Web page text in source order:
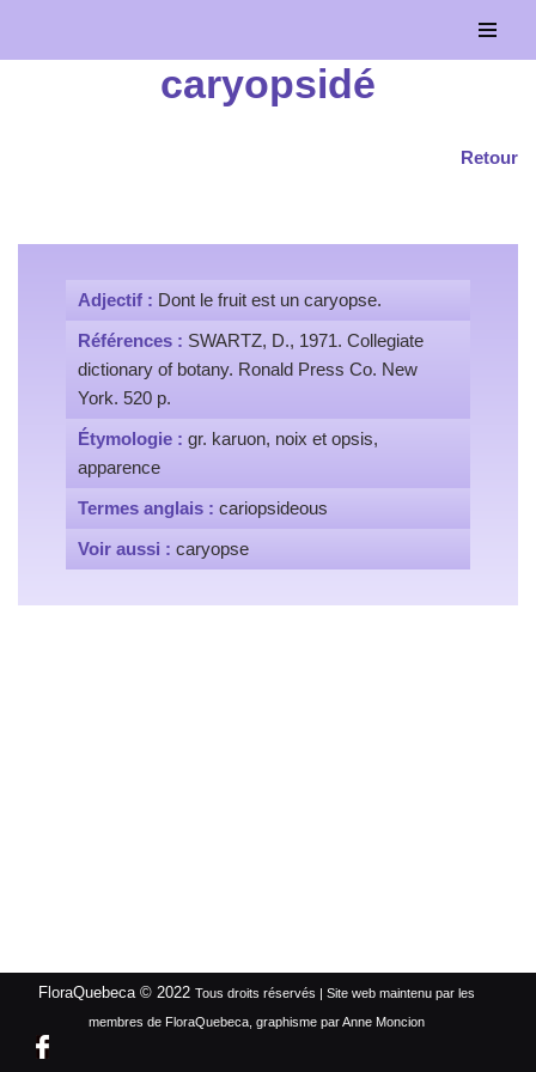
Aller
caryopsidé
Retour
Adjectif : Dont le fruit est un caryopse.
Références : SWARTZ, D., 1971. Collegiate
dictionary of botany. Ronald Press Co. New
York. 520 p.
Étymologie : gr. karuon, noix et opsis,
apparence
Termes anglais : cariopsideous
Voir aussi : caryopse
FloraQuebeca © 2022 Tous droits réservés | Site web maintenu par les
membres de FloraQuebeca, graphisme par Anne Moncion